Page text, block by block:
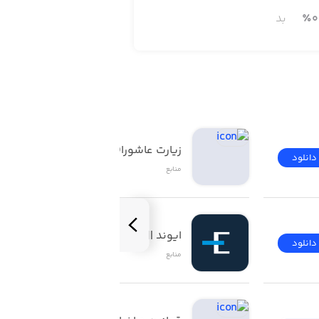
٪0 بد
دانلود
دانلود
زیارت عاشورا(صوتی)
منابع
ایوند || Evand
منابع